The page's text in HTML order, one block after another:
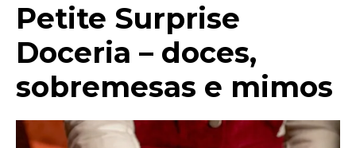
Petite Surprise
Doceria – doces,
sobremesas e mimos